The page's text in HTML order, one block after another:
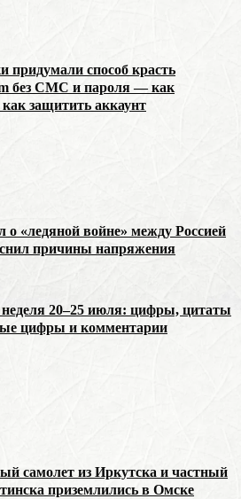
придумали способ красть
без СМС и пароля — как
как защитить аккаунт
о «ледяной войне» между Россией
причины напряжения
20–25 июля: цифры, цитаты
цифры и комментарии
самолет из Иркутска и частный
приземлились в Омске